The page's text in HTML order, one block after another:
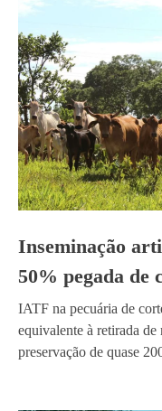
Inseminação
50% pegada de
IATF na pecuária de
equivalente à retirada
preservação de quase